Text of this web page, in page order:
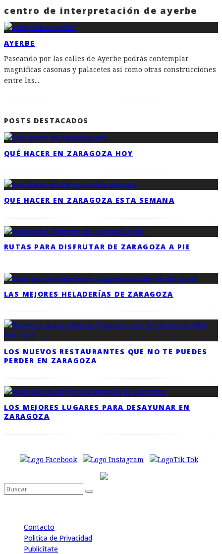
centro de interpretación de ayerbe
AYERBE
Paseando por las calles de Ayerbe podrás contemplar
magníficas casonas y palacetes así como otras construcciones
entre las...
POSTS DESTACADOS
QUÉ HACER EN ZARAGOZA HOY
QUE HACER EN ZARAGOZA ESTA SEMANA
RUTAS PARA DISFRUTAR DE ZARAGOZA A PIE
LAS MEJORES HELADERÍAS DE ZARAGOZA
LOS NUEVOS RESTAURANTES QUE NO TE PUEDES
PERDER EN ZARAGOZA
LOS MEJORES LUGARES PARA DESAYUNAR EN
ZARAGOZA
Contacto
Politica de Privacidad
Publicítate